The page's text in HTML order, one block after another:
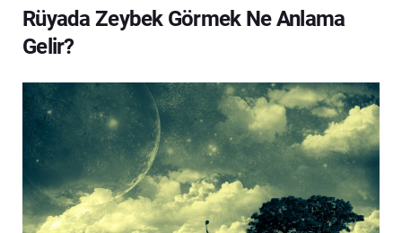
Rüyada Zeybek Görmek Ne Anlama
Gelir?